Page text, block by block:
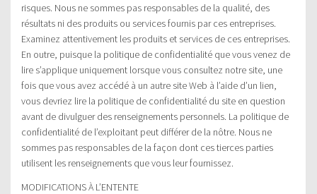
risques. Nous ne sommes pas responsables de la qualité, des
résultats ni des produits ou services fournis par ces entreprises.
Examinez attentivement les produits et services de ces entreprises.
En outre, puisque la politique de confidentialité que vous venez de
lire s’applique uniquement lorsque vous consultez notre site, une
fois que vous avez accédé à un autre site Web à l’aide d’un lien,
vous devriez lire la politique de confidentialité du site en question
avant de divulguer des renseignements personnels. La politique de
confidentialité de l’exploitant peut différer de la nôtre. Nous ne
sommes pas responsables de la façon dont ces tierces parties
utilisent les renseignements que vous leur fournissez.
MODIFICATIONS À L’ENTENTE